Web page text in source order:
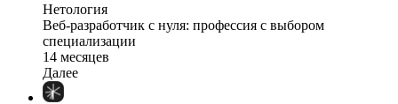
Нетология
Веб-разработчик с нуля: профессия с выбором
специализации
14 месяцев
Далее